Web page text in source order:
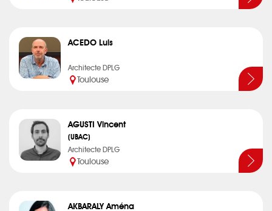
ACEDO Luis
Architecte DPLG
Toulouse
AGUSTI Vincent
(UBAC)
Architecte DPLG
Toulouse
AKBARALY Aména